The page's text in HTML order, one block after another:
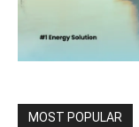
MOST POPULAR